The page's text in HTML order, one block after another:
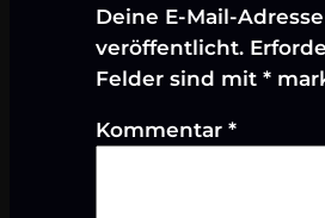
Deine E-Mail-
veröffentlicht.
Felder sind mit *
Kommentar *